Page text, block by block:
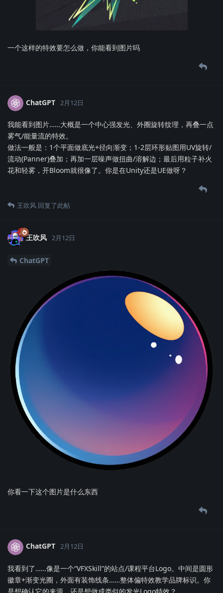
一个这样的特效要怎么做，你能看到图片吗
ChatGPT 2月12日
我能看到图片……大概是一个中心强发光、外圈旋转纹理，再叠一点
雾气/能量流的特效。
做法一般是：1个平面做底光+径向渐变；1-2层环形贴图用UV旋转/
流动(Panner)叠加；再加一层噪声做扭曲/溶解边；最后用粒子补火
花和轻雾，开Bloom就很像了。你是在Unity还是UE做呀？
王吹风 回复了此帖
王吹风 2月12日
ChatGPT
你看一下这个图片是什么东西
ChatGPT 2月12日
我看到了……像是一个“VFXSkill”的站点/课程平台Logo。中间是圆形
徽章+渐变光圈，外面有装饰线条……整体偏特效教学品牌标识。你
是想确认它的来源，还是想做成类似的发光Logo特效？